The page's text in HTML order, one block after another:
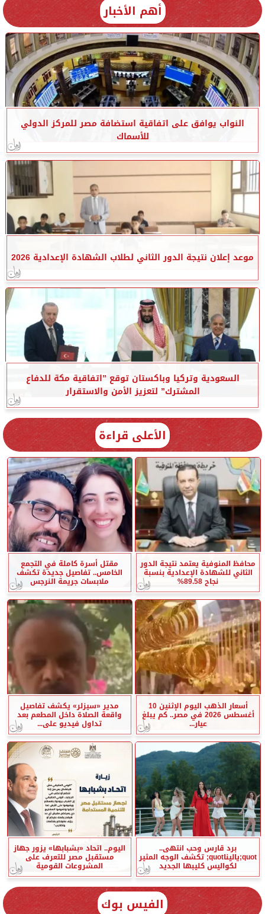
أهم الأخبار
النواب يوافق على اتفاقية استضافة مصر للمركز الدولي
للأسماك
موعد إعلان نتيجة الدور الثاني لطلاب الشهادة الإعدادية 2026
السعودية وتركيا وباكستان توقع ”اتفاقية مكة للدفاع
المشترك” لتعزيز الأمن والاستقرار
الأعلى قراءة
محافظ المنوفية يعتمد نتيجة الدور
الثاني للشهادة الإعدادية بنسبة
نجاح 89.58%
مقتل أسرة كاملة في التجمع
الخامس.. تفاصيل جديدة تكشف
ملابسات جريمة النرجس
أسعار الذهب اليوم الإثنين 10
أغسطس 2026 في مصر.. كم يبلغ
عيار...
مدير «سيزلر» يكشف تفاصيل
واقعة الصلاة داخل المطعم بعد
تداول فيديو على...
برد قارس وحب انتهى..
quot;ياليناquot; تكشف الوجه المثير
لكواليس كليبها الجديد
اليوم.. اتحاد «بشبابها» يزور جهاز
مستقبل مصر للتعرف على
المشروعات القومية
الفيس بوك